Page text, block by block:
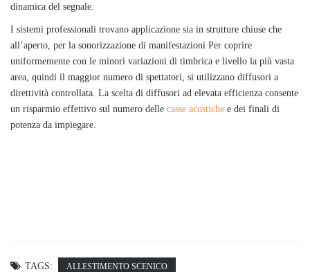
dinamica del segnale.
I sistemi professionali trovano applicazione sia in strutture chiuse che
all’aperto, per la sonorizzazione di manifestazioni Per coprire
uniformemente con le minori variazioni di timbrica e livello la più vasta
area, quindi il maggior numero di spettatori, si utilizzano diffusori a
direttività controllata. La scelta di diffusori ad elevata efficienza consente
un risparmio effettivo sul numero delle casse acustiche e dei finali di
potenza da impiegare.
TAGS: ALLESTIMENTO SCENICO